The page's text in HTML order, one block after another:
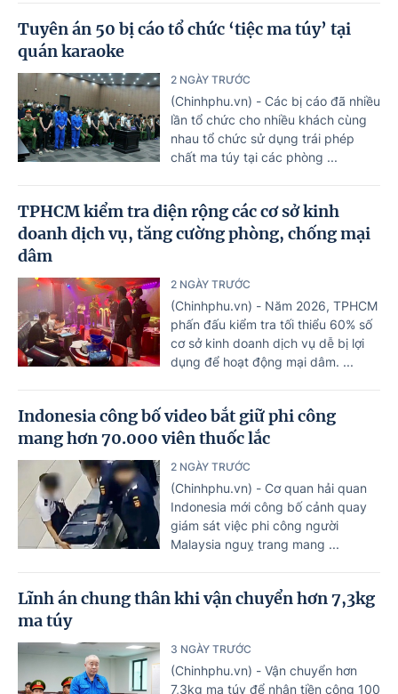
Tuyên án 50 bị cáo tổ chức ‘tiệc ma túy’ tại
quán karaoke
2 NGÀY TRƯỚC
(Chinhphu.vn) - Các bị cáo đã nhiều
lần tổ chức cho nhiều khách cùng
nhau tổ chức sử dụng trái phép
chất ma túy tại các phòng ...
TPHCM kiểm tra diện rộng các cơ sở kinh
doanh dịch vụ, tăng cường phòng, chống mại
dâm
2 NGÀY TRƯỚC
(Chinhphu.vn) - Năm 2026, TPHCM
phấn đấu kiểm tra tối thiểu 60% số
cơ sở kinh doanh dịch vụ dễ bị lợi
dụng để hoạt động mại dâm. ...
Indonesia công bố video bắt giữ phi công
mang hơn 70.000 viên thuốc lắc
2 NGÀY TRƯỚC
(Chinhphu.vn) - Cơ quan hải quan
Indonesia mới công bố cảnh quay
giám sát việc phi công người
Malaysia nguỵ trang mang ...
Lĩnh án chung thân khi vận chuyển hơn 7,3kg
ma túy
3 NGÀY TRƯỚC
(Chinhphu.vn) - Vận chuyển hơn
7,3kg ma túy để nhận tiền công 100